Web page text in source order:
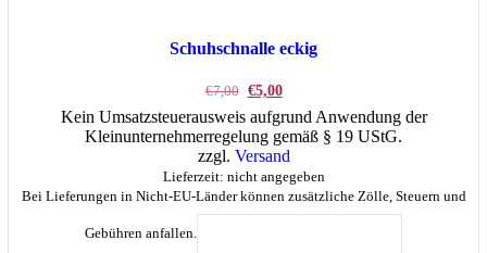
Schuhschnalle eckig
€7,00 Ursprünglicher
war:
€7,00
€5,00Aktueller
ist:
€5,00.
Kein Umsatzsteuerausweis aufgrund Anwendung der
Kleinunternehmerregelung gemäß § 19 UStG.
zzgl. Versand
Lieferzeit: nicht angegeben
Bei Lieferungen in Nicht-EU-Länder können zusätzliche Zölle, Steuern und
Gebühren anfallen.